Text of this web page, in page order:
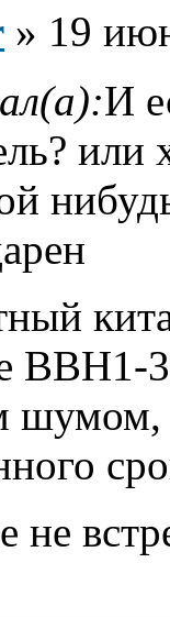
» 19
И
ВВН1-
не